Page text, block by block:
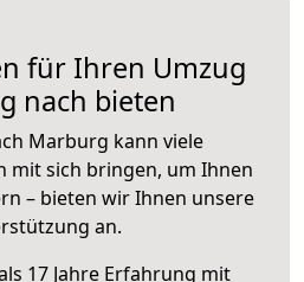
für Ihren Umzug
nach bieten
Marburg kann viele
mit sich bringen, um Ihnen
– bieten wir Ihnen unsere
an.
17 Jahre Erfahrung mit